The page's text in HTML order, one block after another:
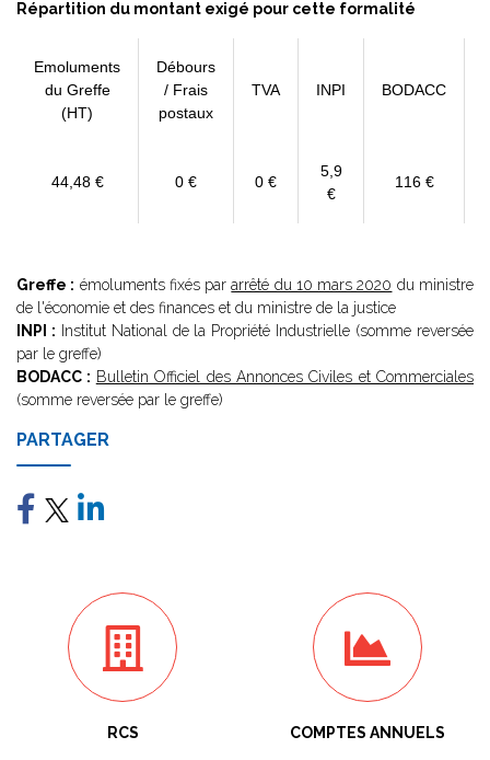
Répartition du montant exigé pour cette formalité
Emoluments
du Greffe
(HT)
Débours
/ Frais
postaux
TVA INPI BODACC
44,48 € 0 € 0 €
5,9
€
116 €
Greffe : émoluments fixés pararrêté du 10 mars 2020 du ministre
de l'économie et des finances et du ministre de la justice
INPI : Institut National de la Propriété Industrielle (somme reversée
par le greffe)
BODACC : Bulletin Officiel des Annonces Civiles et Commerciales
(somme reversée par le greffe)
PARTAGER
RCS COMPTES ANNUELS